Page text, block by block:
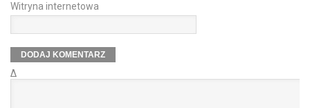
Witryna internetowa
Δ